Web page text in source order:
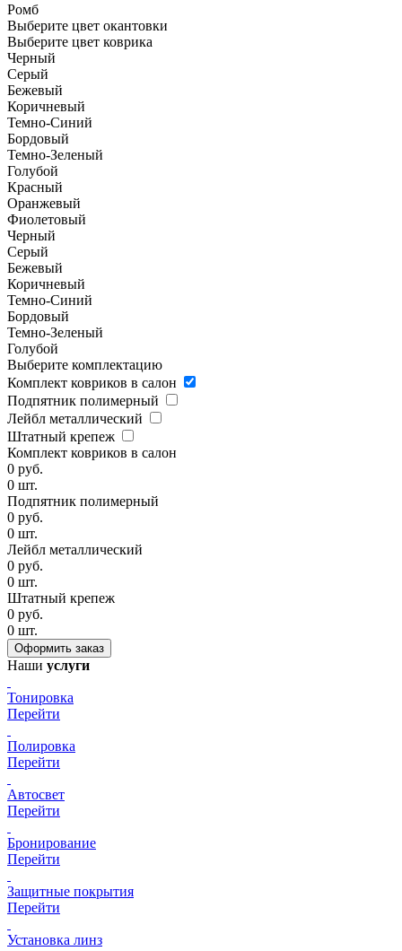
Ромб
Выберите цвет окантовки
Выберите цвет коврика
Черный
Серый
Бежевый
Коричневый
Темно-Синий
Бордовый
Темно-Зеленый
Голубой
Красный
Оранжевый
Фиолетовый
Черный
Серый
Бежевый
Коричневый
Темно-Синий
Бордовый
Темно-Зеленый
Голубой
Выберите комплектацию
Комплект ковриков в салон
Подпятник полимерный
Лейбл металлический
Штатный крепеж
Комплект ковриков в салон
0 руб.
0 шт.
Подпятник полимерный
0 руб.
0 шт.
Лейбл металлический
0 руб.
0 шт.
Штатный крепеж
0 руб.
0 шт.
Наши услуги
Тонировка
Перейти
Полировка
Перейти
Автосвет
Перейти
Бронирование
Перейти
Защитные покрытия
Перейти
Установка линз